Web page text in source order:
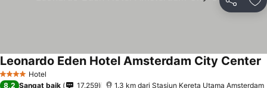
Bagikan
4 BintangHotel
Leonardo Eden Hotel Amsterdam City Center
8,2 Sangat baik 17.259 1.3 km dari Stasiun Kereta Utama Amsterdam